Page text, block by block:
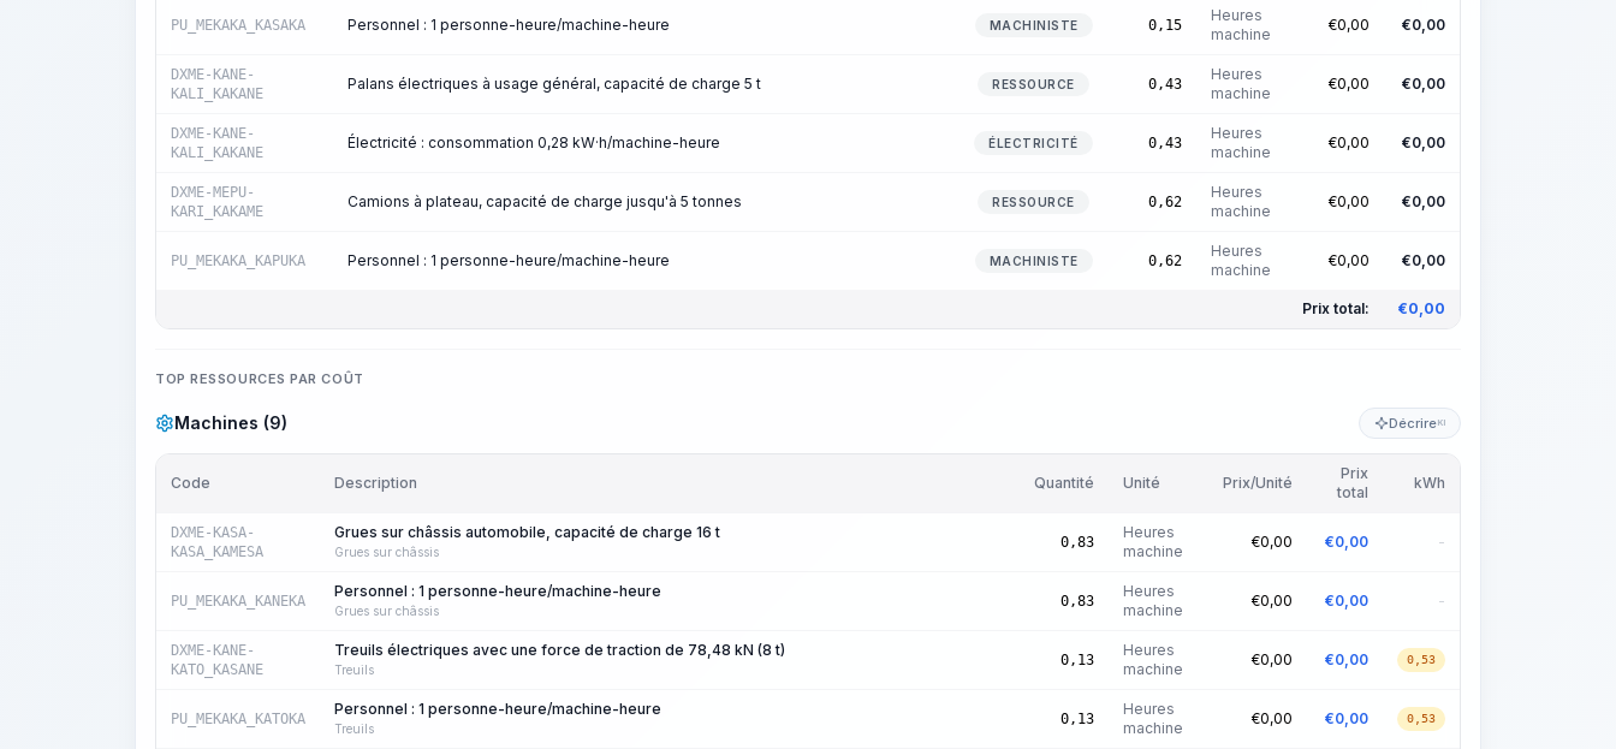
PU_MEKAKA_KASAKA Personnel : 1 personne-heure/machine-heure MACHINISTE 0,15
Heures
machine
€0,00 €0,00
DXME-KANE-
KALI_KAKANE
Palans électriques à usage général, capacité de charge 5 t RESSOURCE 0,43
Heures
machine
€0,00 €0,00
DXME-KANE-
KALI_KAKANE
Électricité : consommation 0,28 kW·h/machine-heure ÉLECTRICITÉ 0,43
Heures
machine
€0,00 €0,00
DXME-MEPU-
KARI_KAKAME
Camions à plateau, capacité de charge jusqu'à 5 tonnes RESSOURCE 0,62
Heures
machine
€0,00 €0,00
PU_MEKAKA_KAPUKA Personnel : 1 personne-heure/machine-heure MACHINISTE 0,62
Heures
machine
€0,00 €0,00
Prix total: €0,00
TOP RESSOURCES PAR COÛT
Machines (9) DécrireKI
Code Description Quantité Unité Prix/Unité
Prix
total
kWh
DXME-KASA-
KASA_KAMESA
Grues sur châssis automobile, capacité de charge 16 t
Grues sur châssis
0,83
Heures
machine
€0,00 €0,00 -
PU_MEKAKA_KANEKA
Personnel : 1 personne-heure/machine-heure
Grues sur châssis
0,83
Heures
machine
€0,00 €0,00 -
DXME-KANE-
KATO_KASANE
Treuils électriques avec une force de traction de 78,48 kN (8 t)
Treuils
0,13
Heures
machine
€0,00 €0,00 0,53
PU_MEKAKA_KATOKA
Personnel : 1 personne-heure/machine-heure
Treuils
0,13
Heures
machine
€0,00 €0,00 0,53